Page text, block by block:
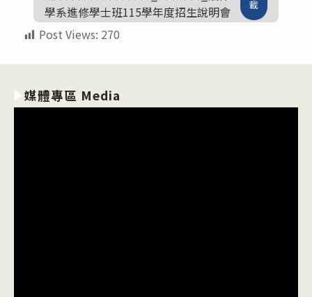
學系進修學士班115學年度招生說明會
載
Post Views: 270
媒體專區 Media